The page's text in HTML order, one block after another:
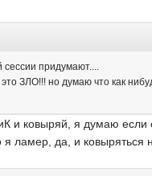
сессии придумают....
ЗЛО!!! но думаю что как
и ковыряй, я думаю если
ламер, да, и ковыряться